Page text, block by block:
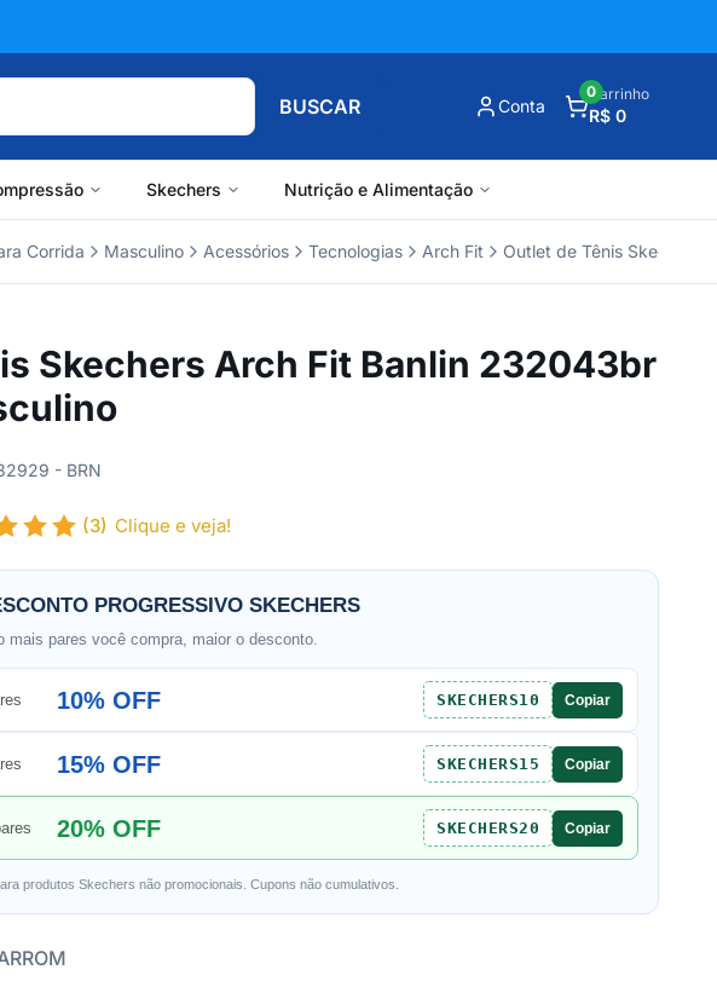
BUSCAR Conta
Carrinho
R$ 0
0
Skechers Nutrição e Alimentação
Corrida Masculino Acessórios Tecnologias Arch Fit Outlet de Tênis Skechers
Skechers Arch Fit Banlin 232043br
- BRN
(3) Clique e veja!
PROGRESSIVO SKECHERS
mais pares você compra, maior o desconto.
10% OFF SKECHERS10 Copiar
15% OFF SKECHERS15 Copiar
20% OFF SKECHERS20 Copiar
produtos Skechers não promocionais. Cupons não cumulativos.